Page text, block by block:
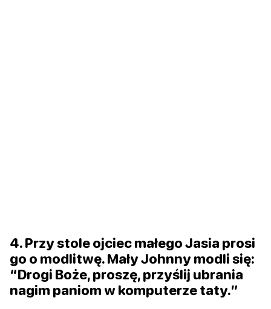
4. Przy stole ojciec małego Jasia prosi
go o modlitwę. Mały Johnny modli się:
“Drogi Boże, proszę, przyślij ubrania
nagim paniom w komputerze taty.”